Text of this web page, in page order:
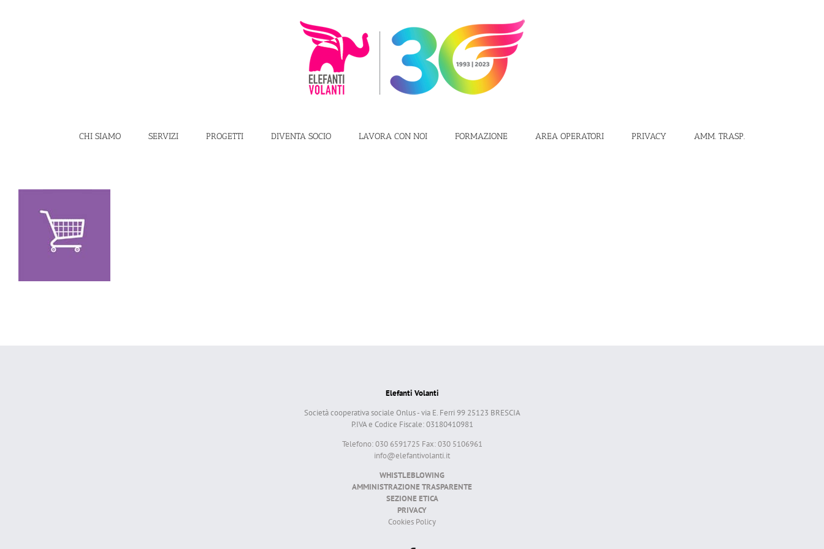
CHI SIAMO SERVIZI PROGETTI DIVENTA SOCIO LAVORA CON NOI FORMAZIONE AREA OPERATORI PRIVACY AMM. TRASP.
Elefanti Volanti
Società cooperativa sociale Onlus - via E. Ferri 99 25123 BRESCIA
P.IVA e Codice Fiscale: 03180410981
Telefono: 030 6591725 Fax: 030 5106961
info@elefantivolanti.it
WHISTLEBLOWING
AMMINISTRAZIONE TRASPARENTE
SEZIONE ETICA
PRIVACY
Cookies Policy